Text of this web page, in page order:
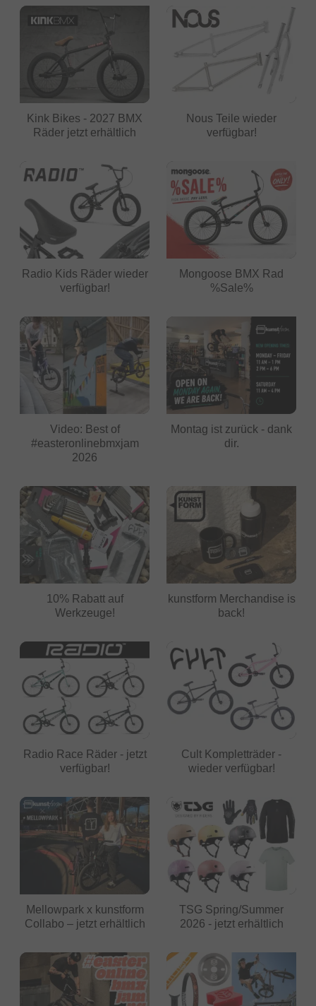
Kink Bikes - 2027 BMX
Räder jetzt erhältlich
Nous Teile wieder
verfügbar!
Radio Kids Räder wieder
verfügbar!
Mongoose BMX Rad
%Sale%
Video: Best of
#easteronlinebmxjam
2026
Montag ist zurück - dank
dir.
10% Rabatt auf
Werkzeuge!
kunstform Merchandise is
back!
Radio Race Räder - jetzt
verfügbar!
Cult Kompletträder -
wieder verfügbar!
Mellowpark x kunstform
Collabo – jetzt erhältlich
TSG Spring/Summer
2026 - jetzt erhältlich